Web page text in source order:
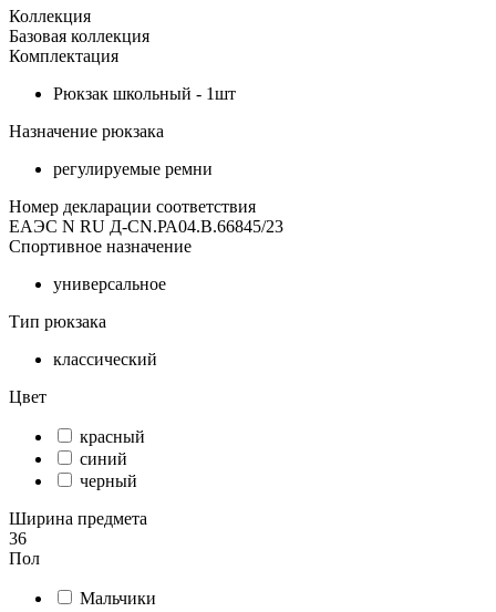
Коллекция
Базовая коллекция
Комплектация
Рюкзак школьный - 1шт
Назначение рюкзака
регулируемые ремни
Номер декларации соответствия
ЕАЭС N RU Д-CN.РА04.В.66845/23
Спортивное назначение
универсальное
Тип рюкзака
классический
Цвет
красный
синий
черный
Ширина предмета
36
Пол
Мальчики